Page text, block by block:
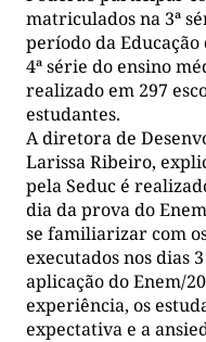
matriculados na 3ª
período da Educação
4ª série do ensino
realizado em 297
estudantes.
A diretora de
Larissa Ribeiro,
pela Seduc é
dia da prova do
se familiarizar com
executados nos dias
aplicação do Enem/
experiência, os
expectativa e a